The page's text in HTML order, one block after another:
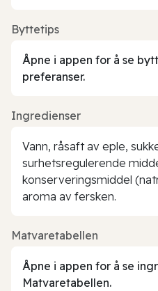
Byttetips
Åpne i appen for å se
preferanser.
Ingredienser
Vann, råsaft av eple,
surhetsregulerende
konserveringsmiddel
aroma av fersken.
Matvaretabellen
Åpne i appen for å se
Matvaretabellen.